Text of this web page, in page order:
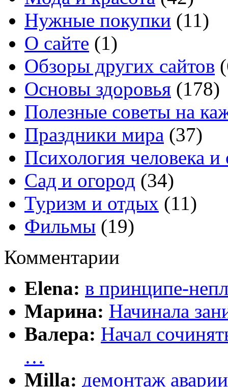
Нужные покупки (11)
О сайте (1)
Обзоры других сайтов
Основы здоровья (178)
Полезные советы на
Праздники мира (37)
Психология человека
Сад и огород (34)
Туризм и отдых (11)
Фильмы (19)
Комментарии
Elena: в принципе-
Марина: Начинала
Валера: Начал
…
Milla: демонтаж